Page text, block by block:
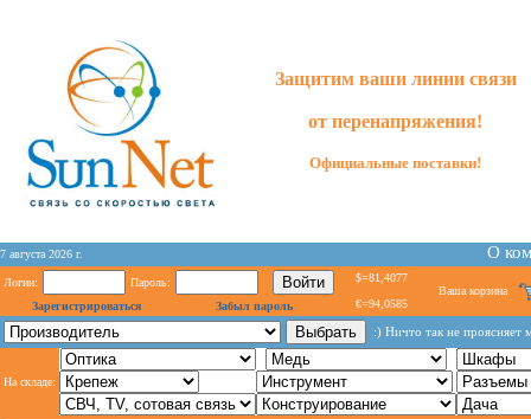
Защитим ваши линии связи
от перенапряжения!
Официальные поставки!
7 августа 2026 г. О
Логин:
Пароль:
Зарегистрироваться
Забыл пароль
$=81,4077
€=94,0585
Ваша корзина
:) Ничто так не проясняет
На складе: